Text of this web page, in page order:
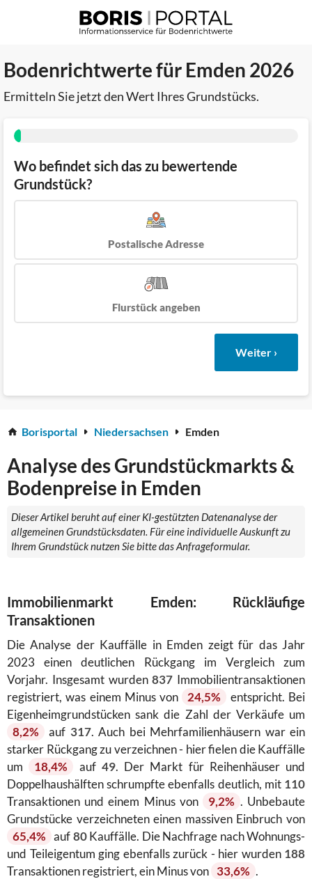
Bodenrichtwerte für Emden 2026
Ermitteln Sie jetzt den Wert Ihres Grundstücks.
Wo befindet sich das zu bewertende
Grundstück?
Postalische Adresse
Flurstück angeben
Weiter ›
Borisportal Niedersachsen Emden
Analyse des Grundstückmarkts &
Bodenpreise in Emden
Dieser Artikel beruht auf einer KI-gestützten Datenanalyse der
allgemeinen Grundstücksdaten. Für eine individuelle Auskunft zu
Ihrem Grundstück nutzen Sie bitte das Anfrageformular.
Immobilienmarkt Emden: Rückläufige
Transaktionen
Die Analyse der Kauffälle in Emden zeigt für das Jahr
2023 einen deutlichen Rückgang im Vergleich zum
Vorjahr. Insgesamt wurden837 Immobilientransaktionen
registriert, was einem Minus von
24,5%
entspricht. Bei
Eigenheimgrundstücken sank die Zahl der Verkäufe um
8,2%
auf 317. Auch bei Mehrfamilienhäusern war ein
starker Rückgang zu verzeichnen - hier fielen die Kauffälle
um
18,4% auf 49. Der Markt für Reihenhäuser und
Doppelhaushälften schrumpfte ebenfalls deutlich, mit 110
Transaktionen und einem Minus von
9,2% . Unbebaute
Grundstücke verzeichneten einen massiven Einbruch von
65,4% auf80Kauffälle. Die Nachfrage nach Wohnungs-
und Teileigentum ging ebenfalls zurück - hier wurden 188
Transaktionen registriert, ein Minus von 33,6% .